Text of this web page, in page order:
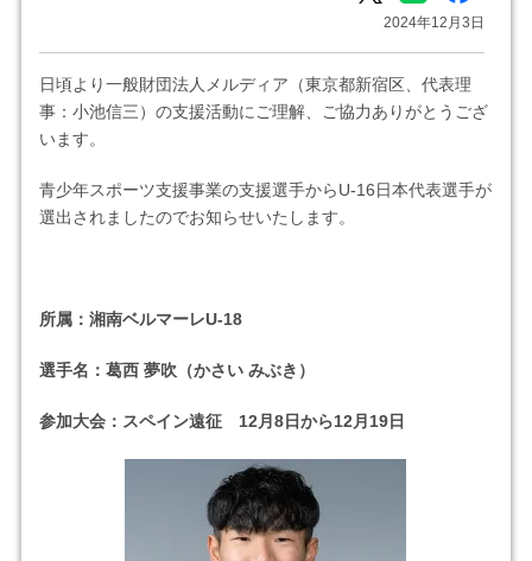
2024年12月3日
日頃より一般財団法人メルディア（東京都新宿区、代表理
事：小池信三）の支援活動にご理解、ご協力ありがとうござ
います。
青少年スポーツ支援事業の支援選手からU-16日本代表選手が
選出されましたのでお知らせいたします。
所属：湘南ベルマーレU-18
選手名：葛西 夢吹（かさい みぶき）
参加大会：スペイン遠征 12月8日から12月19日